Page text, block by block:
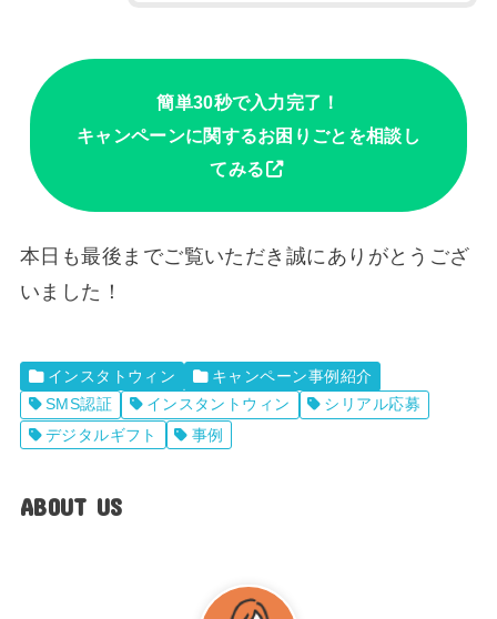
簡単30秒で入力完了！
キャンペーンに関するお困りごとを相談し
てみる
本日も最後までご覧いただき誠にありがとうござ
いました！
インスタトウィン
キャンペーン事例紹介
SMS認証
インスタントウィン
シリアル応募
デジタルギフト
事例
ABOUT US